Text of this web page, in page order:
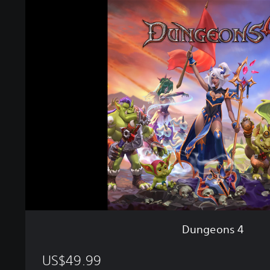
Dungeons 4
US$49.99